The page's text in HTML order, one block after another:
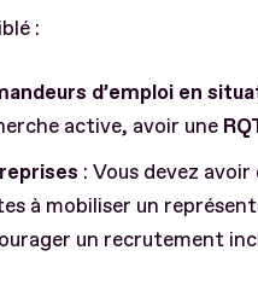
:
d’emploi en
active, avoir une
: Vous devez
à mobiliser un
un recrutement